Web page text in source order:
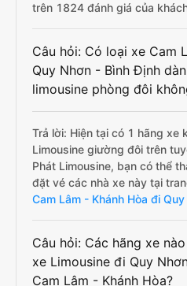
trên 1824 đánh giá của
Câu hỏi: Có loại xe Cam
Quy Nhơn - Bình Định
limousine phòng đôi
Trả lời: Hiện tại có 1 hãng xe
Limousine giường đôi trên
Phát Limousine, bạn có thể
đặt vé các nhà xe này tại
Cam Lâm - Khánh Hòa đi
Câu hỏi: Các hãng xe
xe Limousine đi Quy
Cam Lâm - Khánh Hòa?